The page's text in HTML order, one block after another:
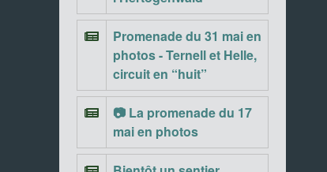
Promenade du 31 mai en
photos - Ternell et Helle,
circuit en “huit”
📷 La promenade du 17
mai en photos